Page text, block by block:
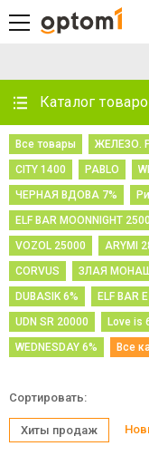
Каталог
Все товары ЖЕЛЕЗО.
CITY 1400
PABLO
ЧЕРНАЯ ВДОВА 7%
ELF BAR MOONNIGHT
VOZOL 25000
ARYMI
CORVUS
ЗЛАЯ
DUBASIK 6%
ELF BAR
UDN SR 20000
Love is
WEDNESDAY 6%
Все
Сортировать:
Хиты продаж